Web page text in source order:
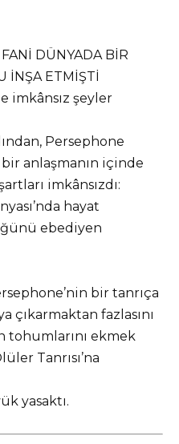
DÜNYADA BİR
İNŞA ETMİŞTİ
imkânsız şeyler
Persephone
anlaşmanın içinde
imkânsızdı:
hayat
ebediyen
bir tanrıça
çıkarmaktan fazlasını
tohumlarını ekmek
Tanrısı’na
yasaktı.